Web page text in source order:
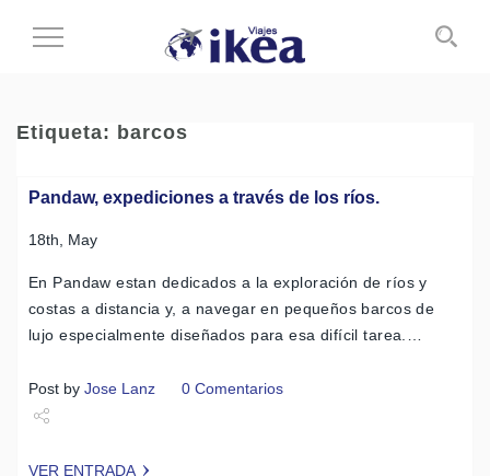
Cambiar
navegación
Etiqueta: barcos
Pandaw, expediciones a través de los ríos.
18th, May
En Pandaw estan dedicados a la exploración de ríos y
costas a distancia y, a navegar en pequeños barcos de
lujo especialmente diseñados para esa difícil tarea.…
Post by Jose Lanz 0 Comentarios
VER ENTRADA